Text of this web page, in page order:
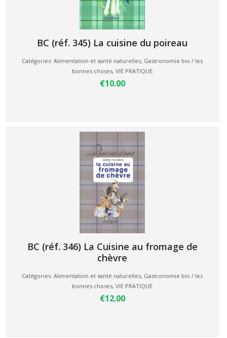
BC (réf. 345) La cuisine du poireau
Catégories: Alimentation et santé naturelles, Gastronomie bio / les
bonnes choses, VIE PRATIQUE
€10.00
BC (réf. 346) La Cuisine au fromage de
chèvre
Catégories: Alimentation et santé naturelles, Gastronomie bio / les
bonnes choses, VIE PRATIQUE
€12.00